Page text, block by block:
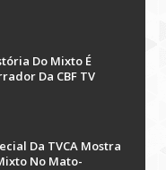
Do Mixto É
Da CBF TV
Da TVCA Mostra
No Mato-